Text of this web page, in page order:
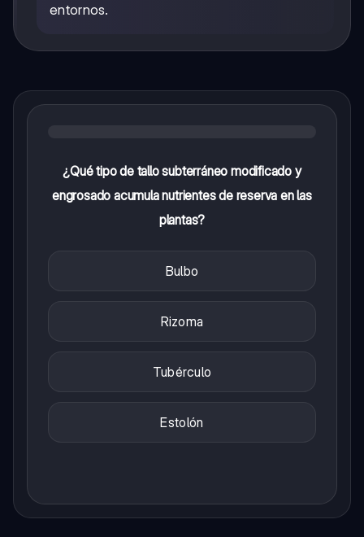
entornos.
¿Qué tipo de tallo subterráneo modificado y
engrosado acumula nutrientes de reserva en las
plantas?
Bulbo
Rizoma
Tubérculo
Estolón